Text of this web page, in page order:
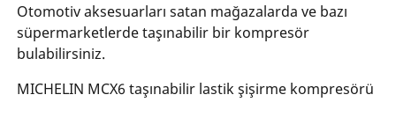
Otomotiv aksesuarları satan mağazalarda ve bazı
süpermarketlerde taşınabilir bir kompresör
bulabilirsiniz.
MICHELIN MCX6 taşınabilir lastik şişirme kompresörü